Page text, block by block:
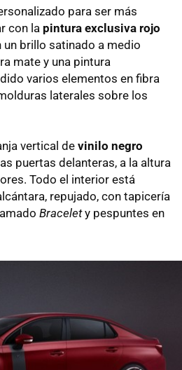
para ser más
con la pintura exclusiva rojo
un brillo satinado a medio
mate y una pintura
varios elementos en fibra
laterales sobre los
vertical de vinilo negro
puertas delanteras, a la altura
Todo el interior está
repujado, con tapicería
Bracelety pespuntes en